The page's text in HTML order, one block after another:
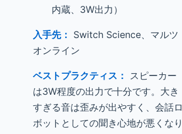
内蔵、3W出力）
入手先： Switch Science、マルツ
オンライン
ベストプラクティス： スピーカー
は3W程度の出力で十分です。大き
すぎる音は歪みが出やすく、会話ロ
ボットとしての聞き心地が悪くなり